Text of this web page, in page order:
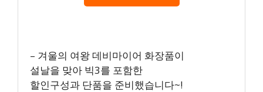
– 겨울의 여왕 데비마이어 화장품이
설날을 맞아 빅3를 포함한
할인구성과 단품을 준비했습니다~!